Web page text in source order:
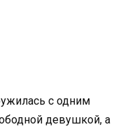
с одним
девушкой, а